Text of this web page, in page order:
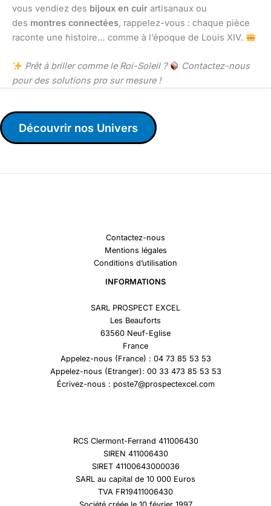
vous vendiez des bijoux en cuir artisanaux ou
des montres connectées, rappelez-vous : chaque pièce
raconte une histoire… comme à l’époque de Louis XIV.
Prêt à briller comme le Roi-Soleil ?
Contactez-nous
pour des solutions pro sur mesure !
Découvrir nos Univers
Contactez-nous
Mentions légales
Conditions d’utilisation
INFORMATIONS
SARL PROSPECT EXCEL
Les Beauforts
63560 Neuf-Eglise
France
Appelez-nous (France) : 04 73 85 53 53
Appelez-nous (Etranger): 00 33 473 85 53 53
Écrivez-nous : poste7@prospectexcel.com
RCS Clermont-Ferrand 411006430
SIREN 411006430
SIRET 41100643000036
SARL au capital de 10 000 Euros
TVA FR19411006430